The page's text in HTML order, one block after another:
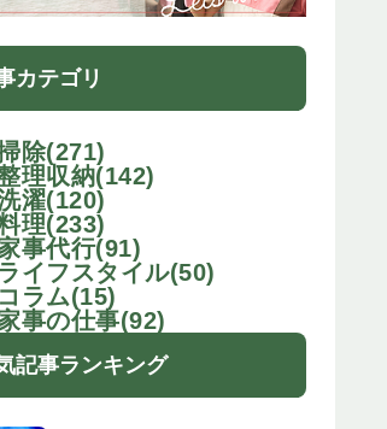
カテゴリ
除(271)
理収納(142)
濯(120)
理(233)
事代行(91)
ライフスタイル(50)
コラム(15)
事の仕事(92)
記事ランキング